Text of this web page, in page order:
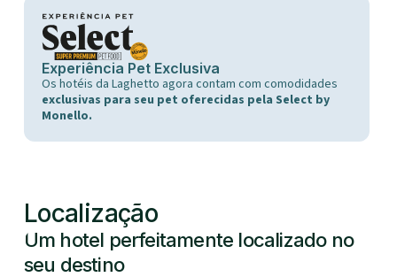
Experiência Pet Exclusiva
Os hotéis da Laghetto agora contam com comodidades
exclusivas para seu pet oferecidas pela Select by
Monello.
Um hotel perfeitamente localizado no
seu destino
Localização